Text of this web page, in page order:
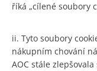
říká „cílené soubory
ii. Tyto soubory
nákupním chování
AOC stále